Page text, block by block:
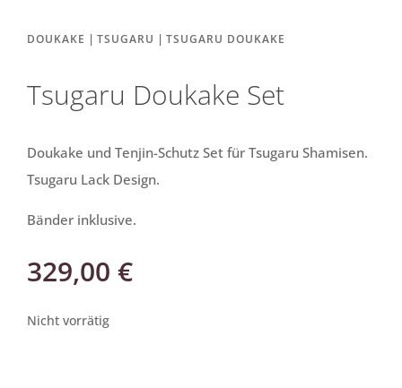
DOUKAKE | TSUGARU | TSUGARU DOUKAKE
Tsugaru Doukake Set
Doukake und Tenjin-Schutz Set für Tsugaru Shamisen.
Tsugaru Lack Design.
Bänder inklusive.
329,00 €
Nicht vorrätig